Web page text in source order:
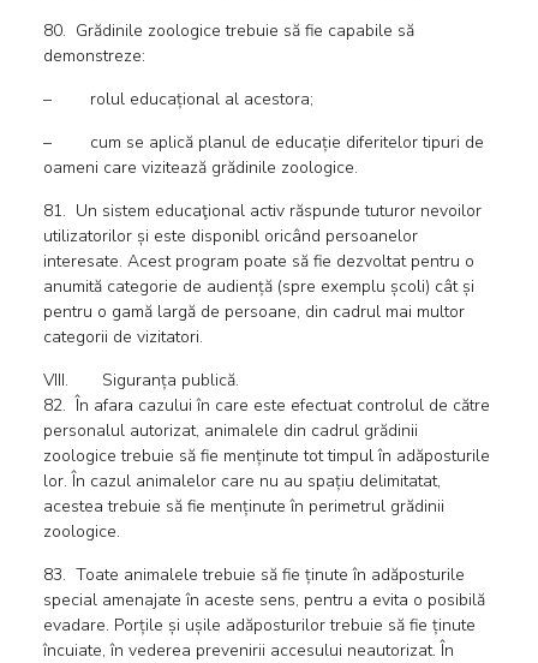
80. Grădinile zoologice trebuie să fie capabile să
demonstreze:
– rolul educațional al acestora;
– cum se aplică planul de educație diferitelor tipuri de
oameni care vizitează grădinile zoologice.
81. Un sistem educaţional activ răspunde tuturor nevoilor
utilizatorilor și este disponibl oricând persoanelor
interesate. Acest program poate să fie dezvoltat pentru o
anumită categorie de audiență (spre exemplu școli) cât și
pentru o gamă largă de persoane, din cadrul mai multor
categorii de vizitatori.
VIII. Siguranța publică.
82. În afara cazului în care este efectuat controlul de către
personalul autorizat, animalele din cadrul grădinii
zoologice trebuie să fie menținute tot timpul în adăposturile
lor. În cazul animalelor care nu au spațiu delimitatat,
acestea trebuie să fie menținute în perimetrul grădinii
zoologice.
83. Toate animalele trebuie să fie ținute în adăposturile
special amenajate în aceste sens, pentru a evita o posibilă
evadare. Porțile și ușile adăposturilor trebuie să fie ținute
încuiate, în vederea prevenirii accesului neautorizat. În